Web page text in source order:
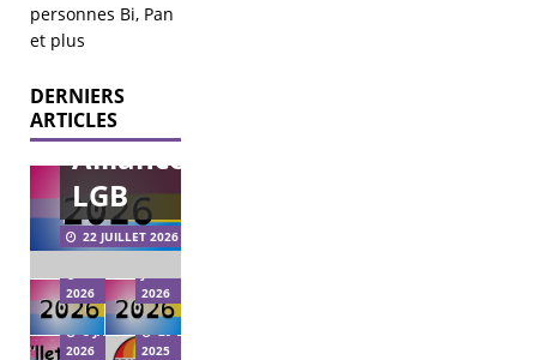
personnes Bi, Pan
et plus
DERNIERS
ARTICLES
Mise au
point
sur
Alliance
LGB
22 JUILLET 2026
Élections
municipales
LGBT+ à
l’échelle
municipale.
2026
Vœux
2026
21
2026
Bi’llet +
Pan’Carte
2026
8 JANVIER
2026
Bi’Cause
reçoit
Fantastiqueer
2025